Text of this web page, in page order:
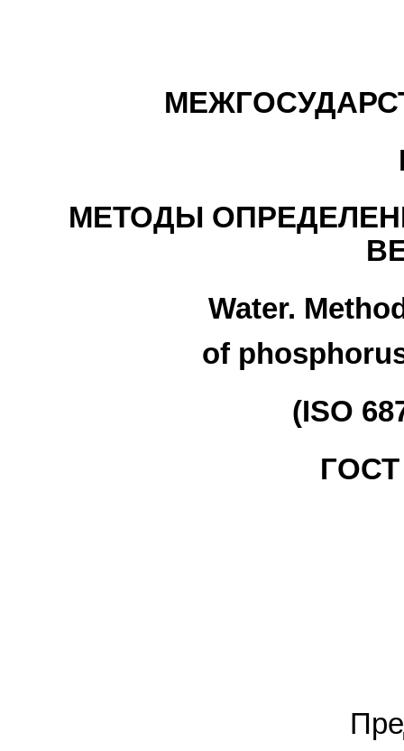
МЕТОДЫ
Water.
of
(ISO
ГОСТ